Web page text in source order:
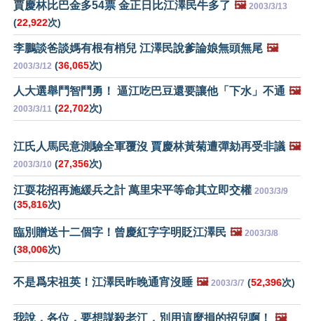
賈慶林比巴金多54票 金正日比江澤民牛多了 🖼️ 2003/3/13
(22,922次)
李鵬談爸談媽有根有梢兒 江澤民說爹論娘無頭無尾 🖼️
2003/3/12 (36,065次)
人大選舉鬥智鬥勇！ 逼江吃巴豆還要讓他「下水」不通 🖼️
2003/3/11 (22,702次)
江氏人馬民意測驗全軍覆沒 賈慶林黃菊遭彈劾再受非議 🖼️
2003/3/10 (27,356次)
江耍花招再施緩兵之計 萬里宋平等命其立即交權 2003/3/9
(35,816次)
臨別贈送十二個字！曾慶紅字字明貶江澤民 🖼️ 2003/3/8
(38,006次)
不是爲宋祖英！江澤民昨晚通宵沒睡 🖼️ 2003/3/7 (52,396次)
我說，各位，要想謀殺老江，別用這麼損的招兒啊！ 🖼️